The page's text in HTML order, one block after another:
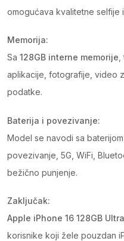
omogućava kvalitetne selfije
Memorija:
Sa 128GB interne memorije,
aplikacije, fotografije, video
podatke.
Baterija i povezivanje:
Model se navodi sa
povezivanje, 5G, WiFi,
bežično punjenje.
Zaključak:
Apple iPhone 16 128GB
korisnike koji žele pouzdan